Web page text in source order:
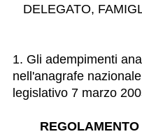
DELEGATO,
1. Gli adempimenti
nell'anagrafe
legislativo 7 marzo